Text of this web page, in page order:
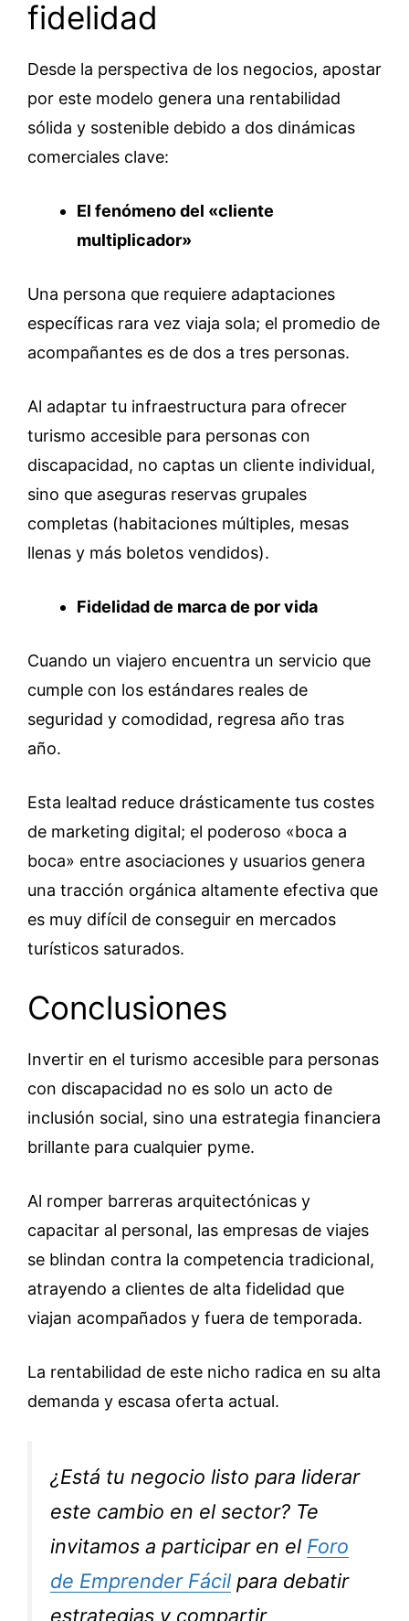
fidelidad
Desde la perspectiva de los negocios, apostar
por este modelo genera una rentabilidad
sólida y sostenible debido a dos dinámicas
comerciales clave:
El fenómeno del «cliente
multiplicador»
Una persona que requiere adaptaciones
específicas rara vez viaja sola; el promedio de
acompañantes es de dos a tres personas.
Al adaptar tu infraestructura para ofrecer
turismo accesible para personas con
discapacidad, no captas un cliente individual,
sino que aseguras reservas grupales
completas (habitaciones múltiples, mesas
llenas y más boletos vendidos).
Fidelidad de marca de por vida
Cuando un viajero encuentra un servicio que
cumple con los estándares reales de
seguridad y comodidad, regresa año tras
año.
Esta lealtad reduce drásticamente tus costes
de marketing digital; el poderoso «boca a
boca» entre asociaciones y usuarios genera
una tracción orgánica altamente efectiva que
es muy difícil de conseguir en mercados
turísticos saturados.
Conclusiones
Invertir en el turismo accesible para personas
con discapacidad no es solo un acto de
inclusión social, sino una estrategia financiera
brillante para cualquier pyme.
Al romper barreras arquitectónicas y
capacitar al personal, las empresas de viajes
se blindan contra la competencia tradicional,
atrayendo a clientes de alta fidelidad que
viajan acompañados y fuera de temporada.
La rentabilidad de este nicho radica en su alta
demanda y escasa oferta actual.
¿Está tu negocio listo para liderar
este cambio en el sector? Te
invitamos a participar en el Foro
de Emprender Fácil para debatir
estrategias y compartir